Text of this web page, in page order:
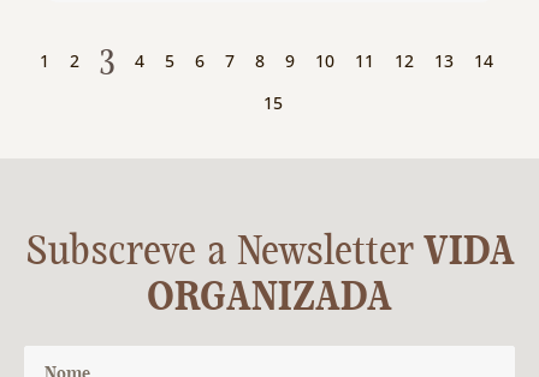
1 2 3 4 5 6 7 8 9 10 11 12 13
14
15
Subscreve a NewsletterVIDA
ORGANIZADA